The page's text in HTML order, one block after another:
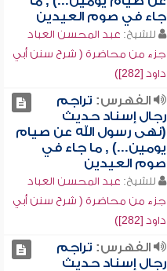
جاء في صوم العيدين
للشيخ: عبد المحسن العباد
جزء من محاضرة ( شرح سنن أبي
داود [282])
الفهرس: تراجم
رجال إسناد حديث
(نهى رسول الله عن صيام
يومين...) , ما جاء في
صوم العيدين
للشيخ: عبد المحسن العباد
جزء من محاضرة ( شرح سنن أبي
داود [282])
الفهرس: تراجم
رجال إسناد حديث